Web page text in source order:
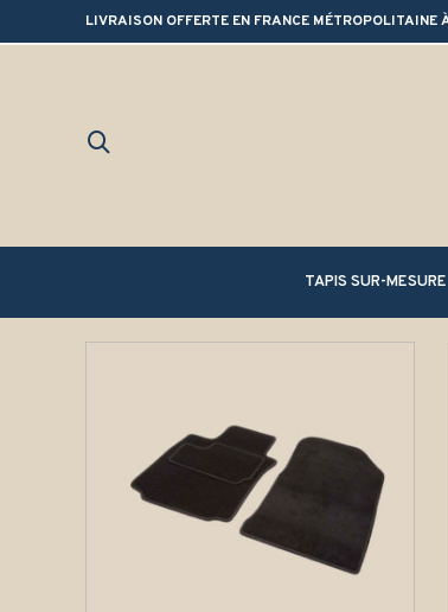
LIVRAISON OFFERTE EN FRANCE MÉTROPOLITAINE
TAPIS SUR-MESURE